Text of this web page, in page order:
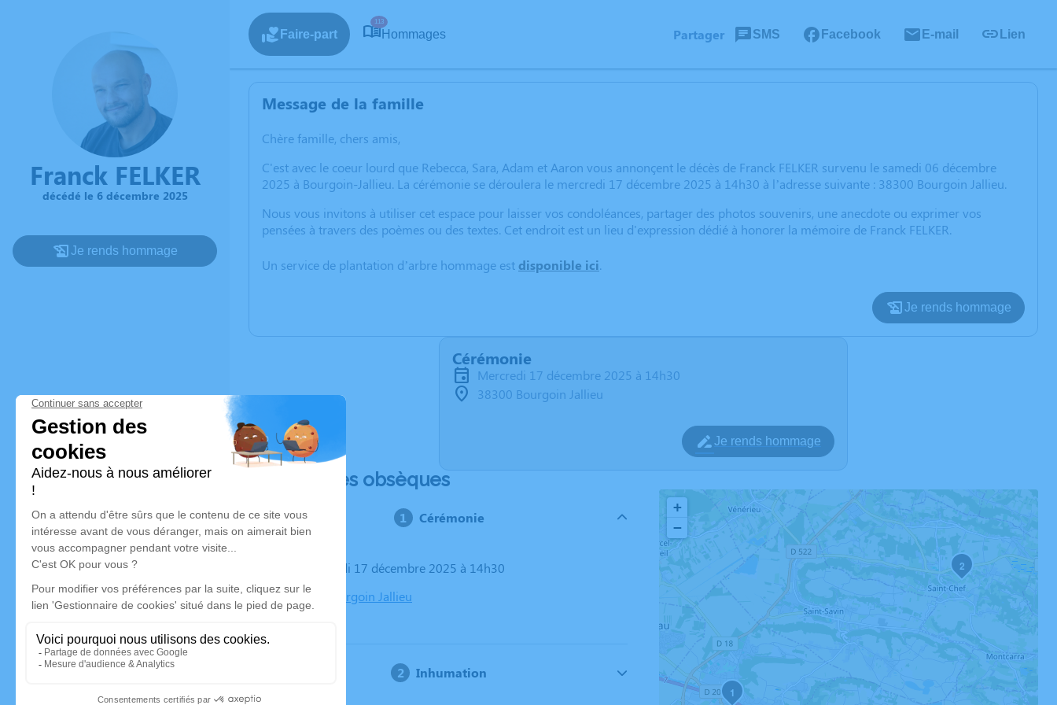
Franck FELKER
décédé le 6 décembre 2025
Je rends hommage
Faire-part
113
Hommages Partager SMS Facebook E-mail Lien
Message de la famille
Chère famille, chers amis,
C'est avec le coeur lourd que Rebecca, Sara, Adam et Aaron vous annonçent le décès de Franck FELKER survenu le samedi 06 décembre
2025 à Bourgoin-Jallieu. La cérémonie se déroulera le mercredi 17 décembre 2025 à 14h30 à l’adresse suivante : 38300 Bourgoin Jallieu.
Nous vous invitons à utiliser cet espace pour laisser vos condoléances, partager des photos souvenirs, une anecdote ou exprimer vos
pensées à travers des poèmes ou des textes. Cet endroit est un lieu d'expression dédié à honorer la mémoire de Franck FELKER.
Un service de plantation d’arbre hommage est disponible ici.
Je rends hommage
Cérémonie
mercredi 17 décembre 2025 à 14h30
38300 Bourgoin Jallieu
Je rends hommage
Déroulé des obsèques
Cérémonie
Le mercredi 17 décembre 2025 à 14h30
38300 Bourgoin Jallieu
Inhumation
1
2
+
−